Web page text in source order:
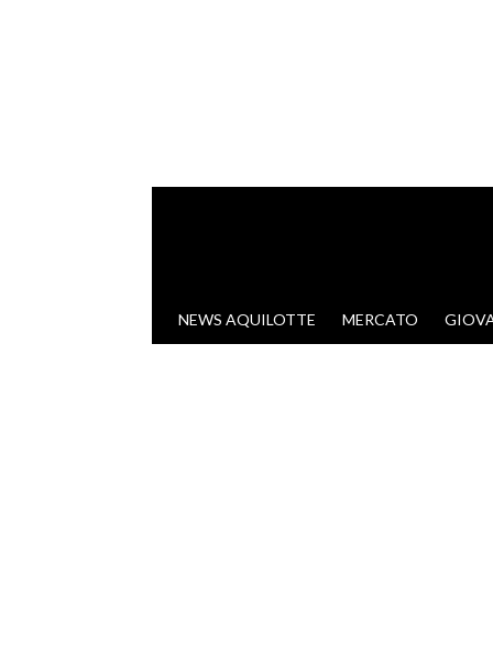
VAI AL CONTENUTO
NEWS AQUILOTTE MERCATO